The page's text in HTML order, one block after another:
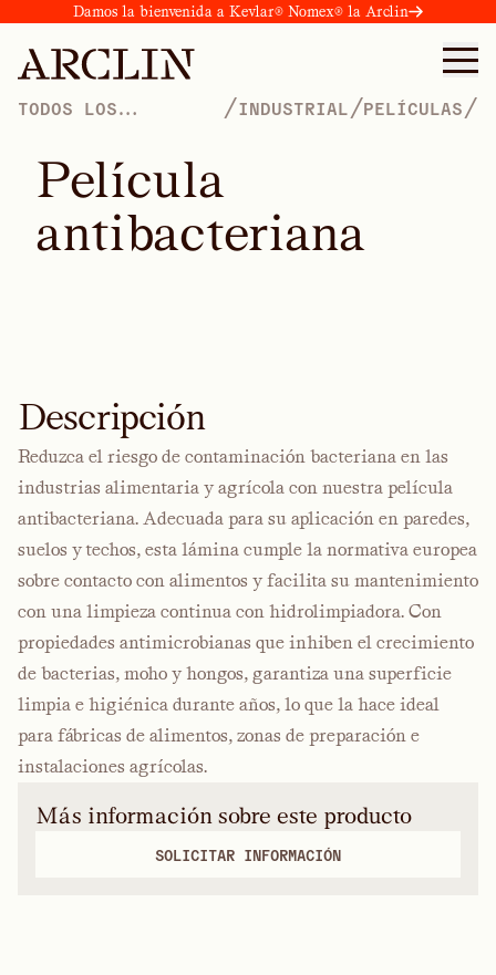
Damos la bienvenida a Kevlar® Nomex® la Arclin
TODOS LOS
/INDUSTRIAL /PELÍCULAS /
Película
antibacteriana
Descripción
Reduzca el riesgo de contaminación bacteriana en las
industrias alimentaria y agrícola con nuestra película
antibacteriana. Adecuada para su aplicación en paredes,
suelos y techos, esta lámina cumple la normativa europea
sobre contacto con alimentos y facilita su mantenimiento
con una limpieza continua con hidrolimpiadora. Con
propiedades antimicrobianas que inhiben el crecimiento
de bacterias, moho y hongos, garantiza una superficie
limpia e higiénica durante años, lo que la hace ideal
para fábricas de alimentos, zonas de preparación e
instalaciones agrícolas.
Más información sobre este producto
SOLICITAR INFORMACIÓN